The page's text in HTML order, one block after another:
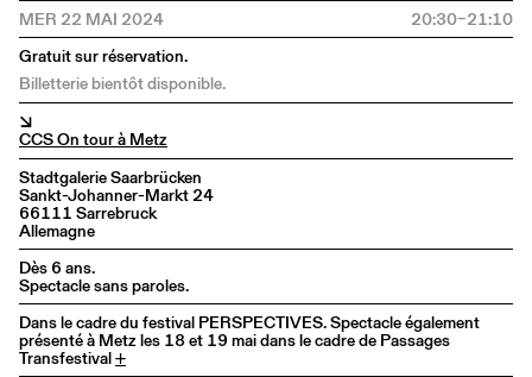
MER 22 MAI 2024
20:30–21:10
Gratuit sur réservation.
Billetterie bientôt disponible.
↘
CCS On tour à Metz
Stadtgalerie Saarbrücken
Sankt-Johanner-Markt 24
66111 Sarrebruck
Allemagne
Dès 6 ans.
Spectacle sans paroles.
Dans le cadre du festival PERSPECTIVES. Spectacle également
présenté à Metz les 18 et 19 mai dans le cadre de Passages
Transfestival+